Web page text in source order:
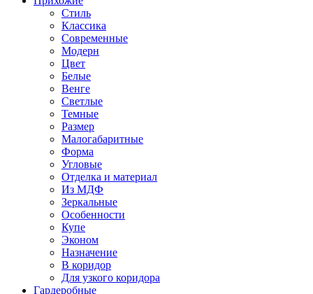
Стиль
Классика
Современные
Модерн
Цвет
Белые
Венге
Светлые
Темные
Размер
Малогабаритные
Форма
Угловые
Отделка и материал
Из МДФ
Зеркальные
Особенности
Купе
Эконом
Назначение
В коридор
Для узкого коридора
Гардеробные